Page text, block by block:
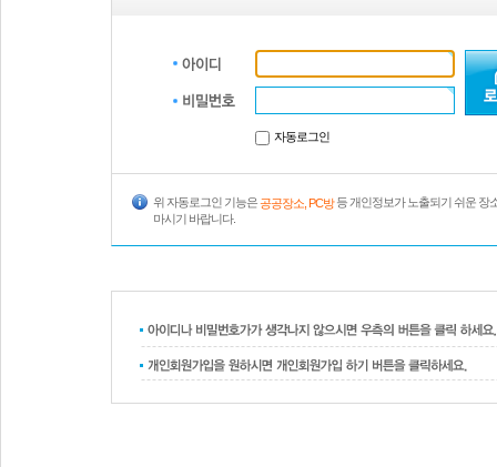
자동로그인
위 자동로그인 기능은공공장소, PC방등 개인정보가 노출되기 쉬운 장
마시기 바랍니다.